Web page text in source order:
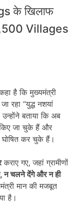
के खिलाफ
Villages
है कि मुख्यमंत्री
रहा “युद्ध नशयां
बताया कि अब
जा चुके हैं और
घोषित कर चुके हैं।
कराए गए, जहां ग्रामीणों
,न चलने देंगे और न ही
मान की मजबूत
है।